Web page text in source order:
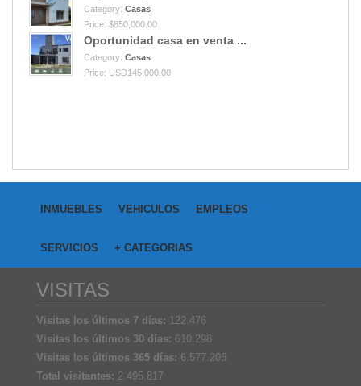
Category: Casas
Price: $850,000.00
Oportunidad casa en venta ...
Category: Casas
Price: USD145,000.00
INMUEBLES VEHICULOS EMPLEOS
SERVICIOS + CATEGORIAS
VISITAS
Visitas los últimos 7 días: 122.476
Visitas los últimos 30 días: 610.298
Visitas los últimos 365 días: 6.577.205
Total visitantes: 2.495.817